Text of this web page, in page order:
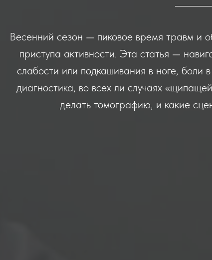
Весенний сезон — пиковое время травм и
приступа активности. Эта статья —
слабости или подкашивания в ноге, боли
диагностика, во всех ли случаях
делать томографию, и какие